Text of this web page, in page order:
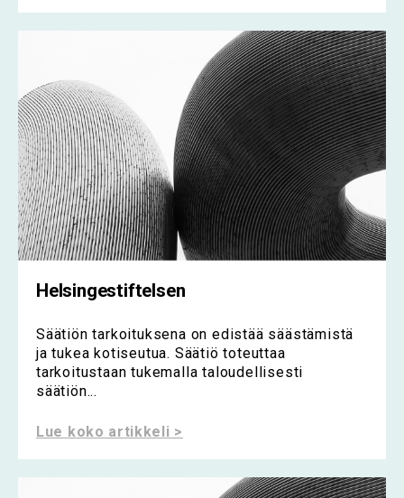
Helsingestiftelsen
Säätiön tarkoituksena on edistää säästämistä
ja tukea kotiseutua. Säätiö toteuttaa
tarkoitustaan ​​tukemalla taloudellisesti
säätiön...
Lue koko artikkeli >